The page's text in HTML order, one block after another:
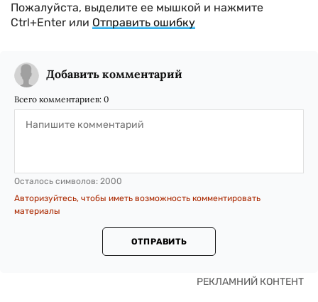
Пожалуйста, выделите ее мышкой и нажмите
Ctrl+Enter или Отправить ошибку
Добавить комментарий
Всего комментариев: 0
Осталось символов: 2000
Авторизуйтесь, чтобы иметь возможность комментировать
материалы
ОТПРАВИТЬ